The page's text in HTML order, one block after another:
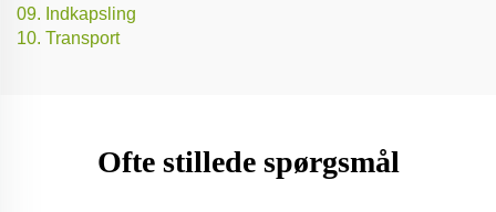
09. Indkapsling
10. Transport
Ofte stillede spørgsmål